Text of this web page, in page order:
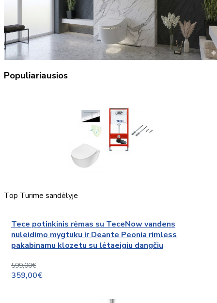
Populiariausios
Top Turime sandėlyje
Tece potinkinis rėmas su TeceNow vandens
nuleidimo mygtuku ir Deante Peonia rimless
pakabinamu klozetu su lėtaeigiu dangčiu
599,00€
359,00€